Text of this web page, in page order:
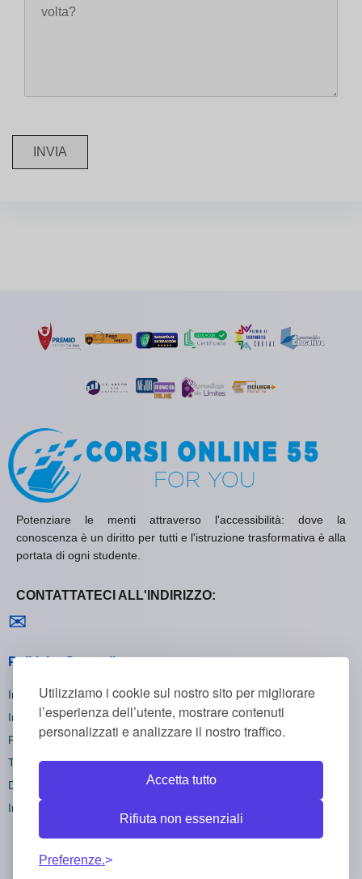
Utilizziamo i cookie sul nostro sito per migliorare
l’esperienza dell’utente, mostrare contenuti
personalizzati e analizzare il nostro traffico.
Accetta tutto
Rifiuta non essenziali
Preferenze.
INVIA
Potenziare le menti attraverso l'accessibilità: dove la
conoscenza è un diritto per tutti e l'istruzione trasformativa è alla
portata di ogni studente.
CONTATTATECI ALL'INDIRIZZO:
✉
Politiche Generali
Informativa sulla Privacy
Informativa sui Cookie
Politica di Rimborso
Termini e Condizioni
Disiscriversi
Impostazioni dei cookie
Todos los derechos reservados CorsiOnline55 ©